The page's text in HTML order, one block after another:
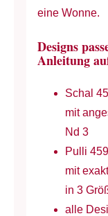
eine Wonne.
Designs
Anleitung
Schal
mit
Nd 3
Pulli
mit
in 3
alle